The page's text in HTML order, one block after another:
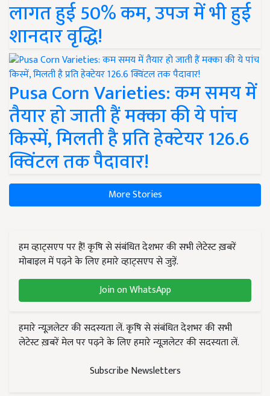
लागत हुई 50% कम, उपज में भी हुई
शानदार वृद्धि!
Pusa Corn Varieties: कम समय में
तैयार हो जाती हैं मक्का की ये पांच
किस्में, मिलती है प्रति हेक्टेयर 126.6
क्विंटल तक पैदावार!
More Stories
हम व्हाट्सएप पर हैं! कृषि से संबंधित देशभर की सभी लेटेस्ट ख़बरें
मोबाइल में पढ़ने के लिए हमारे व्हाट्सएप से जुड़ें.
Join on WhatsApp
हमारे न्यूज़लेटर की सदस्यता लें. कृषि से संबंधित देशभर की सभी
लेटेस्ट ख़बरें मेल पर पढ़ने के लिए हमारे न्यूज़लेटर की सदस्यता लें.
Subscribe Newsletters